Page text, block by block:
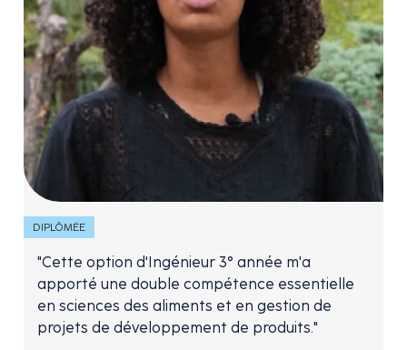
DIPLÔMÉE
"Cette option d'Ingénieur 3° année m'a
apporté une double compétence essentielle
en sciences des aliments et en gestion de
projets de développement de produits."